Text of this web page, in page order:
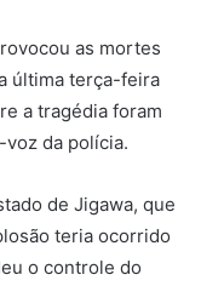
as mortes
última terça-feira
a tragédia foram
da polícia.
de Jigawa, que
teria ocorrido
o controle do